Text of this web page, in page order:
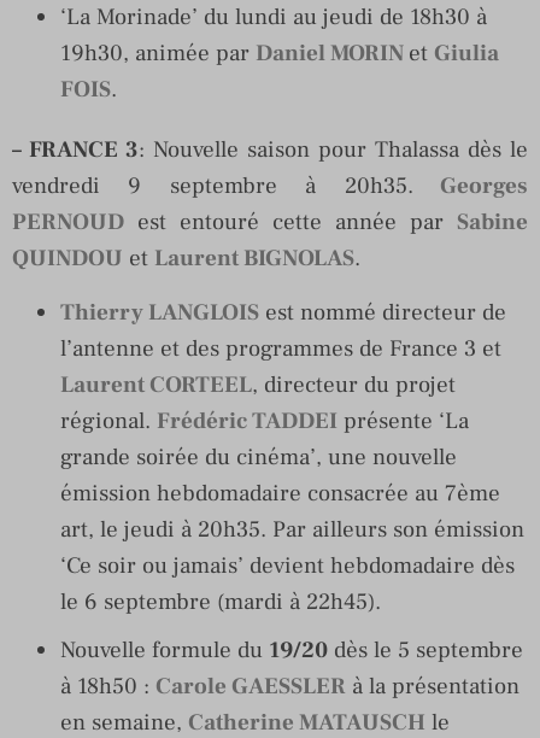
‘La Morinade’ du lundi au jeudi de 18h30 à
19h30, animée par Daniel MORIN et Giulia
FOIS.
– FRANCE 3: Nouvelle saison pour Thalassa dès le
vendredi 9 septembre à 20h35. Georges
PERNOUD est entouré cette année par Sabine
QUINDOU et Laurent BIGNOLAS.
Thierry LANGLOIS est nommé directeur de
l’antenne et des programmes de France 3 et
Laurent CORTEEL, directeur du projet
régional. Frédéric TADDEI présente ‘La
grande soirée du cinéma’, une nouvelle
émission hebdomadaire consacrée au 7ème
art, le jeudi à 20h35. Par ailleurs son émission
‘Ce soir ou jamais’ devient hebdomadaire dès
le 6 septembre (mardi à 22h45).
Nouvelle formule du 19/20 dès le 5 septembre
à 18h50 : Carole GAESSLER à la présentation
en semaine, Catherine MATAUSCH le